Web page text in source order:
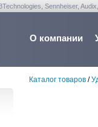
Sennheiser,
О компании
Каталог товаров/